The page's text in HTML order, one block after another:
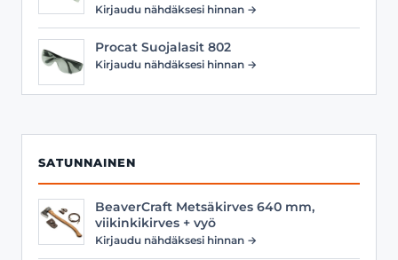
Kirjaudu nähdäksesi hinnan →
Procat Suojalasit 802
Kirjaudu nähdäksesi hinnan →
SATUNNAINEN
BeaverCraft Metsäkirves 640 mm,
viikinkikirves + vyö
Kirjaudu nähdäksesi hinnan →